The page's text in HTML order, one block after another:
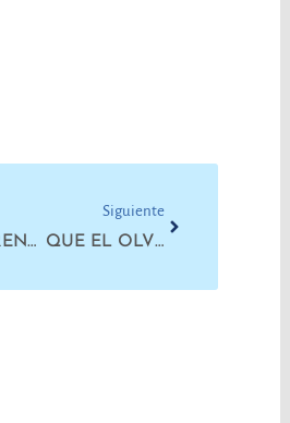
RAÚL BRENGIO NO SERÁ DIRECTOR PROVINCIAL DE ARQUITECTURA E INGENIERÍA EN SALUD
Siguiente
QUE EL OLVIDO Y LA IMPUNIDAD NO VUELVAN A INUNDARNOS